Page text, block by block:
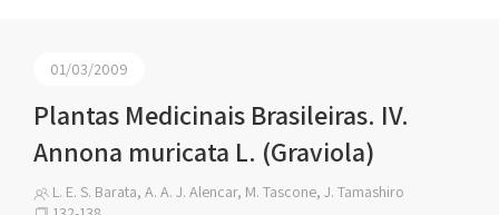
01/03/2009
Plantas Medicinais Brasileiras. IV.
Annona muricata L. (Graviola)
L. E. S. Barata, A. A. J. Alencar, M. Tascone, J. Tamashiro